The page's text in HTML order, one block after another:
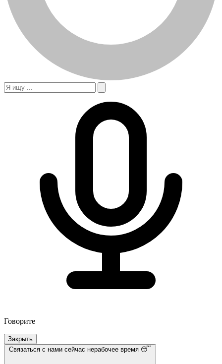
Говорите
Закрыть
Связаться с нами сейчас нерабочее время 😴